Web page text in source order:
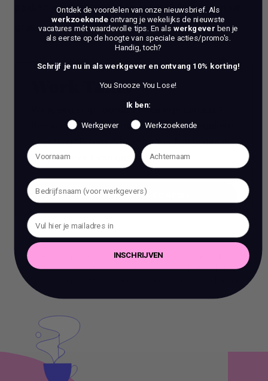
pakken en echt impact te maken? Dan horen we
graag van je!
Work Talks
Wil je een stap vooruit zetten in je carrière?
Ben je op zoek naar meer dan alleen reguliere
coaching? Bij ons, Vacature Via, kun je dan in
gesprek met 1 van onze experts.
BOEK EEN 70 MIN CONSULT
BOEK EEN 70 MIN CONSULT
Het is verboden om zonder voorafgaande schriftelijke
toestemming content en informatie van deze website te kopiëren,
te reproduceren of te gebruiken voor commerciële doeleinden.
Ontdek de voordelen van onze nieuwsbrief. Als
werkzoekendeontvang je wekelijks de nieuwste
vacatures mét waardevolle tips. En als werkgever ben je
als eerste op de hoogte van speciale acties/promo's.
Handig, toch?
Schrijf je nu in als werkgever en ontvang 10% korting!
You Snooze You Lose!
Ik ben:
Werkgever Werkzoekende
INSCHRIJVEN